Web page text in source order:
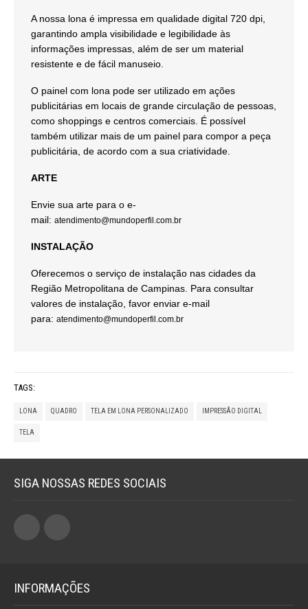
A nossa lona é impressa em qualidade digital 720 dpi,
garantindo ampla visibilidade e legibilidade às
informações impressas, além de ser um material
resistente e de fácil manuseio.
O painel com lona pode ser utilizado em ações
publicitárias em locais de grande circulação de pessoas,
como shoppings e centros comerciais. É possível
também utilizar mais de um painel para compor a peça
publicitária, de acordo com a sua criatividade.
ARTE
Envie sua arte para o e-
mail: atendimento@mundoperfil.com.br
INSTALAÇÃO
Oferecemos o serviço de instalação nas cidades da
Região Metropolitana de Campinas. Para consultar
valores de instalação, favor enviar e-mail
para: atendimento@mundoperfil.com.br
TAGS:
LONA QUADRO TELA EM LONA PERSONALIZADO IMPRESSÃO DIGITAL
TELA
SIGA NOSSAS REDES SOCIAIS
INFORMAÇÕES